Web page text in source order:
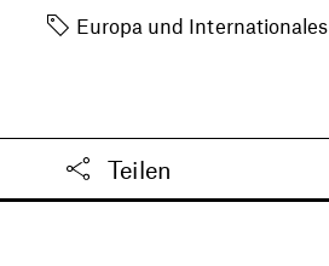
Europa und Internationales
Teilen